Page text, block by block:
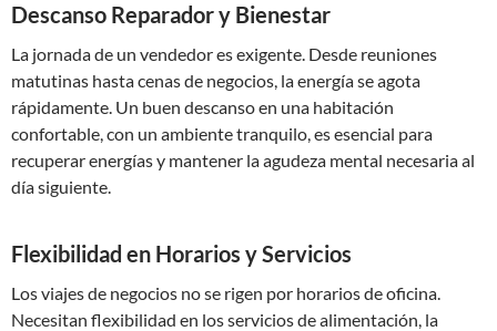
Descanso Reparador y Bienestar
La jornada de un vendedor es exigente. Desde reuniones
matutinas hasta cenas de negocios, la energía se agota
rápidamente. Un buen descanso en una habitación
confortable, con un ambiente tranquilo, es esencial para
recuperar energías y mantener la agudeza mental necesaria al
día siguiente.
Flexibilidad en Horarios y Servicios
Los viajes de negocios no se rigen por horarios de oficina.
Necesitan flexibilidad en los servicios de alimentación, la